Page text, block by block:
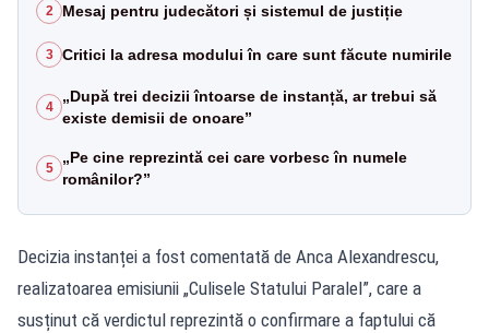
2 Mesaj pentru judecători și sistemul de justiție
3 Critici la adresa modului în care sunt făcute numirile
4
„După trei decizii întoarse de instanță, ar trebui să
existe demisii de onoare”
5
„Pe cine reprezintă cei care vorbesc în numele
românilor?”
Decizia instanței a fost comentată de Anca Alexandrescu,
realizatoarea emisiunii „Culisele Statului Paralel”, care a
susținut că verdictul reprezintă o confirmare a faptului că